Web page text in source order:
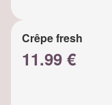
Crêpe fresh
11.99 €